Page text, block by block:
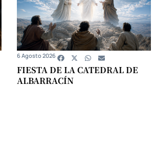
FIESTA DE LA CATEDRAL DE
ALBARRACÍN
6 Agosto 2026